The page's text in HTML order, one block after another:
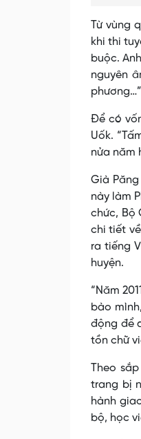
Từ vùng
khi thi
buộc.
nguyên
Để có
Uốk.
nửa năm
Già
này làm
chức, Bộ
chi tiết
ra tiếng
huyện.
“Năm
bào
động để
tồn chữ
Theo
trang bị
hành
bộ, học